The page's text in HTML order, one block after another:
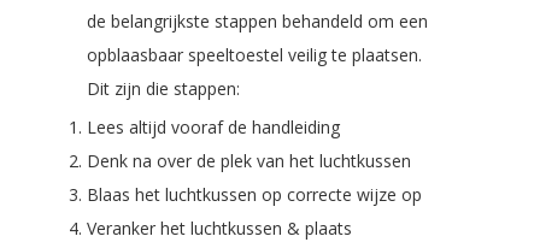
de belangrijkste stappen behandeld om een
opblaasbaar speeltoestel veilig te plaatsen.
Dit zijn die stappen:
Lees altijd vooraf de handleiding
Denk na over de plek van het luchtkussen
Blaas het luchtkussen op correcte wijze op
Veranker het luchtkussen & plaats